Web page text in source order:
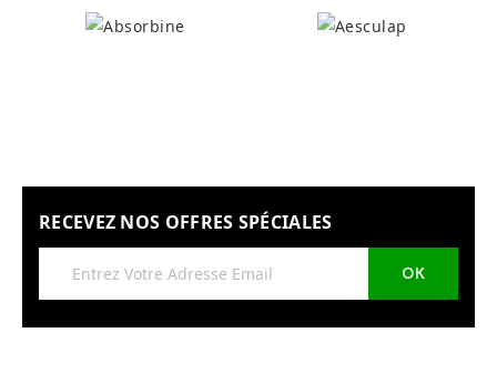
RECEVEZ NOS OFFRES SPÉCIALES